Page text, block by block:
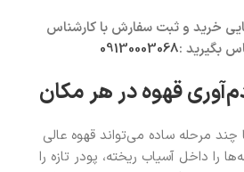
خرید و ثبت سفارش با کارشناس
بگیرید :09130003068
قهوه در هر مکان
چند مرحله ساده می‌تواند قهوه عالی
را داخل آسیاب ریخته، پودر تازه را